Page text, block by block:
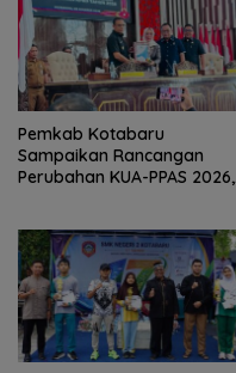
Pemkab Kotabaru
Sampaikan Rancangan
Perubahan KUA-PPAS 2026,